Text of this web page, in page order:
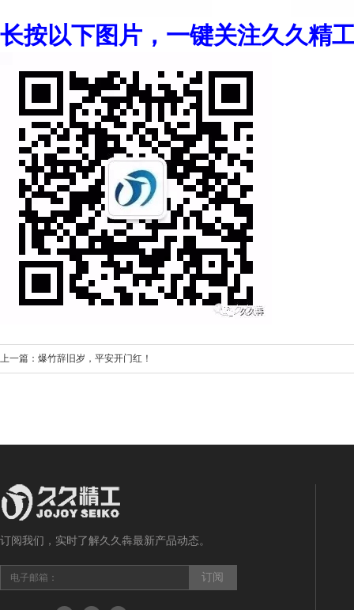
长按以下图片，一键关注久久精
上一篇：爆竹辞旧岁，平安开门红！
订阅我们，实时了解久久犇最新产品动态。